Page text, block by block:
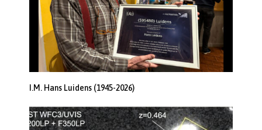
I.M. Hans Luidens (1945-2026)